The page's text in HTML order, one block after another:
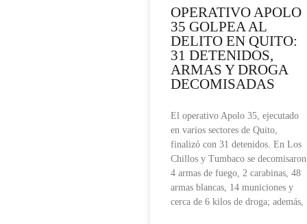
OPERATIVO APOLO
35 GOLPEA AL
DELITO EN QUITO:
31 DETENIDOS,
ARMAS Y DROGA
DECOMISADAS
El operativo Apolo 35, ejecutado
en varios sectores de Quito,
finalizó con 31 detenidos. En Los
Chillos y Tumbaco se decomisaron
4 armas de fuego, 2 carabinas, 48
armas blancas, 14 municiones y
cerca de 6 kilos de droga; además,